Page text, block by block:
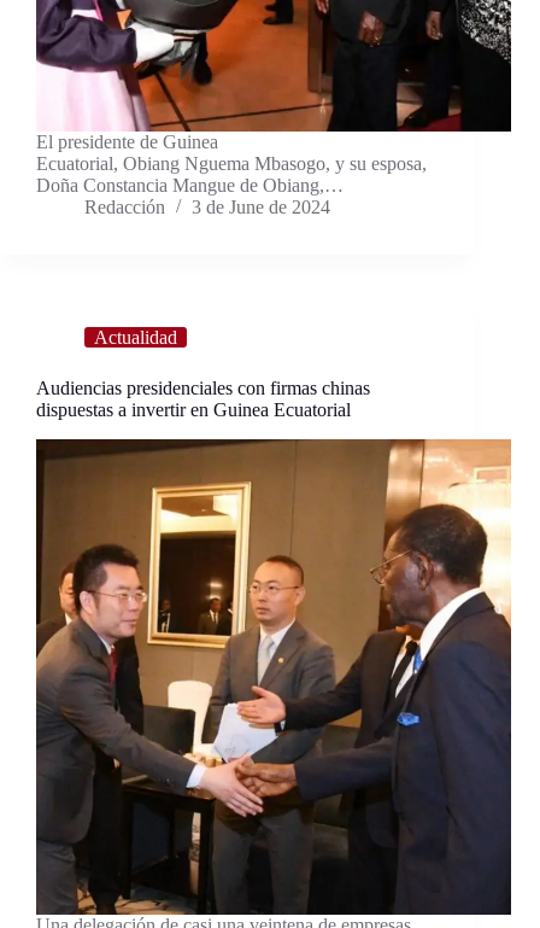
El presidente de Guinea
Ecuatorial, Obiang Nguema Mbasogo, y su esposa,
Doña Constancia Mangue de Obiang,…
Redacción
3 de June de 2024
Actualidad
Audiencias presidenciales con firmas chinas
dispuestas a invertir en Guinea Ecuatorial